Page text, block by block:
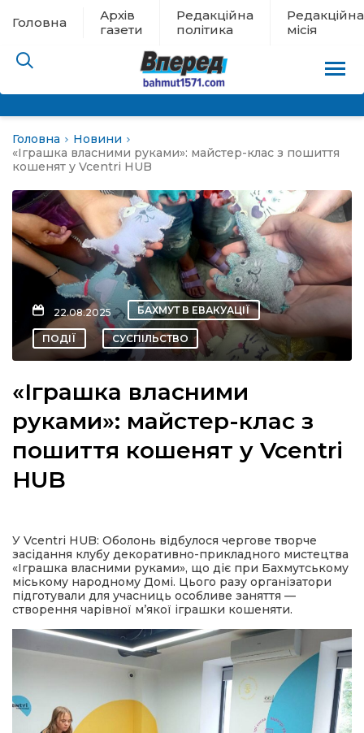
Головна
Архів
газети
Редакційна
політика
Редакційна
місія
евакуації
новини
політика
місія
Головна
Новини
«Іграшка власними руками»: майстер-клас з пошиття
кошенят у Vcentri HUB
22.08.2025 БАХМУТ В ЕВАКУАЦІЇ
ПОДІЇ СУСПІЛЬСТВО
«Іграшка власними
руками»: майстер-клас з
пошиття кошенят у Vcentri
HUB
У Vcentri HUB: Оболонь відбулося чергове творче
засідання клубу декоративно-прикладного мистецтва
«Іграшка власними руками», що діє при Бахмутському
міському народному Домі. Цього разу організатори
підготували для учасниць особливе заняття —
створення чарівної м’якої іграшки кошеняти.